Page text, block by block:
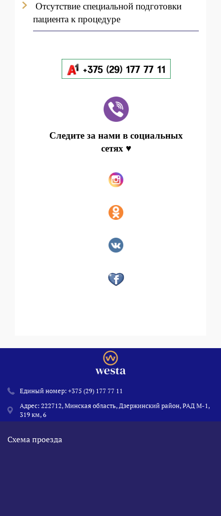
Отсутствие специальной подготовки
пациента к процедуре
Следите за нами в социальных
сетях ♥
Единый номер:+375 (29) 177 77 11
Адрес: 222712, Минская область, Дзержинский район, РАД М-1,
319 км, 6
Схема проезда